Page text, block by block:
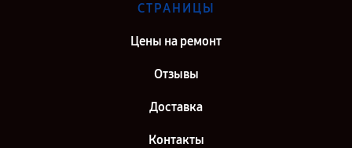
СТРАНИЦЫ
Цены на ремонт
Отзывы
Доставка
Контакты